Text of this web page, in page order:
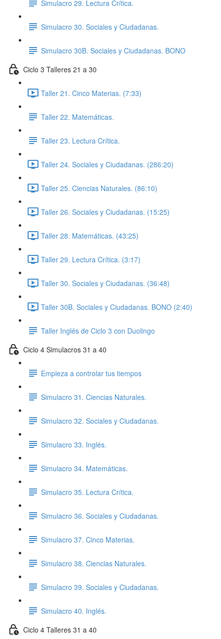
Simulacro 29. Lectura Crítica.
Simulacro 30. Sociales y Ciudadanas.
Simulacro 30B. Sociales y Ciudadanas. BONO
Ciclo 3 Talleres 21 a 30
Taller 21. Cinco Materias. (7:33)
Taller 22. Matemáticas.
Taller 23. Lectura Crítica.
Taller 24. Sociales y Ciudadanas. (286:20)
Taller 25. Ciencias Naturales. (86:10)
Taller 26. Sociales y Ciudadanas. (15:25)
Taller 28. Matemáticas. (43:25)
Taller 29. Lectura Crítica. (3:17)
Taller 30. Sociales y Ciudadanas. (36:48)
Taller 30B. Sociales y Ciudadanas. BONO (2:40)
Taller Inglés de Ciclo 3 con Duolingo
Ciclo 4 Simulacros 31 a 40
Empieza a controlar tus tiempos
Simulacro 31. Ciencias Naturales.
Simulacro 32. Sociales y Ciudadanas.
Simulacro 33. Inglés.
Simulacro 34. Matemáticas.
Simulacro 35. Lectura Crítica.
Simulacro 36. Sociales y Ciudadanas.
Simulacro 37. Cinco Materias.
Simulacro 38. Ciencias Naturales.
Simulacro 39. Sociales y Ciudadanas.
Simulacro 40. Inglés.
Ciclo 4 Talleres 31 a 40